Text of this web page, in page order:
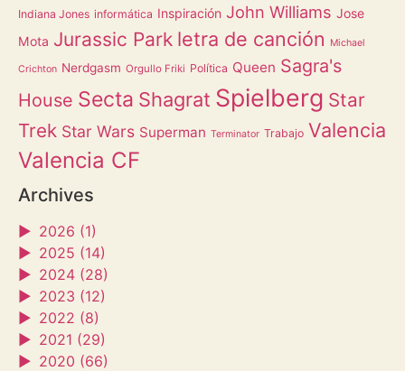
Indiana Jones informática Inspiración John Williams Jose
Mota Jurassic Park letra de canción Michael
Crichton Nerdgasm Orgullo Friki Política Queen Sagra's
House Secta Shagrat Spielberg Star
Trek Star Wars Superman Terminator Trabajo Valencia
Valencia CF
Archives
► 2026 (1)
► 2025 (14)
► 2024 (28)
► 2023 (12)
► 2022 (8)
► 2021 (29)
► 2020 (66)